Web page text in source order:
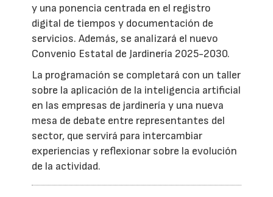
y una ponencia centrada en el registro
digital de tiempos y documentación de
servicios. Además, se analizará el nuevo
Convenio Estatal de Jardinería 2025-2030.
La programación se completará con un taller
sobre la aplicación de la inteligencia artificial
en las empresas de jardinería y una nueva
mesa de debate entre representantes del
sector, que servirá para intercambiar
experiencias y reflexionar sobre la evolución
de la actividad.